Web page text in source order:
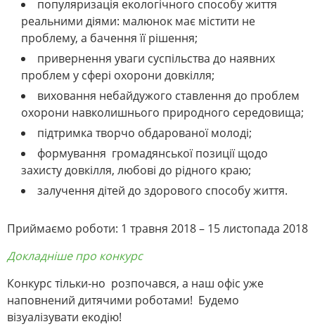
популяризація екологічного способу життя
реальними діями: малюнок має містити не
проблему, а бачення її рішення;
привернення уваги суспільства до наявних
проблем у сфері охорони довкілля;
виховання небайдужого ставлення до проблем
охорони навколишнього природного середовища;
підтримка творчо обдарованої молоді;
формування громадянської позиції щодо
захисту довкілля, любові до рідного краю;
залучення дітей до здорового способу життя.
Приймаємо роботи: 1 травня 2018 – 15 листопада 2018
Докладніше про конкурс
Конкурс тільки-но розпочався, а наш офіс уже
наповнений дитячими роботами! Будемо
візуалізувати екодію!